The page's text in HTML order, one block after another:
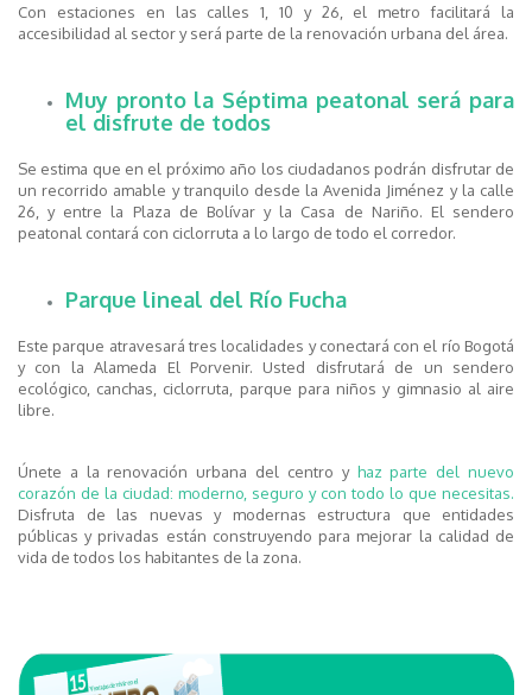
Con estaciones en las calles 1, 10 y 26, el metro facilitará la
accesibilidad al sector y será parte de la renovación urbana del área.
Muy pronto la Séptima peatonal será para
el disfrute de todos
Se estima que en el próximo año los ciudadanos podrán disfrutar de
un recorrido amable y tranquilo desde la Avenida Jiménez y la calle
26, y entre la Plaza de Bolívar y la Casa de Nariño. El sendero
peatonal contará con ciclorruta a lo largo de todo el corredor.
Parque lineal del Río Fucha
Este parque atravesará tres localidades y conectará con el río Bogotá
y con la Alameda El Porvenir. Usted disfrutará de un sendero
ecológico, canchas, ciclorruta, parque para niños y gimnasio al aire
libre.
Únete a la renovación urbana del centro yhaz parte del nuevo
corazón de la ciudad: moderno, seguro y con todo lo que necesitas.
Disfruta de las nuevas y modernas estructura que entidades
públicas y privadas están construyendo para mejorar la calidad de
vida de todos los habitantes de la zona.